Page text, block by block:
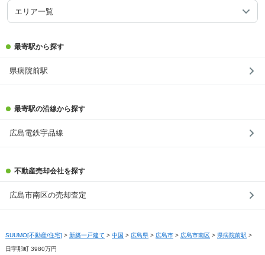
エリア一覧
最寄駅から探す
県病院前駅
最寄駅の沿線から探す
広島電鉄宇品線
不動産売却会社を探す
広島市南区の売却査定
SUUMO[不動産/住宅] > 新築一戸建て > 中国 > 広島県 > 広島市 > 広島市南区 > 県病院前駅 >
日宇那町 3980万円